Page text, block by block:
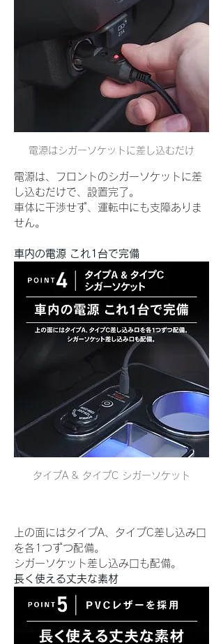
電源はシガーソケットに差し込むだけ
電源は、フロントのシガーソケットに差
し込むだけで、設置完了。
車体に干渉せず、運転中にも支障ありま
せん。
車内の電源 これ1台で完備
タイプA & タイプC シガーソケット
上の面にはタイプA、タイプC差し込み口
を各1つずつ配備。
シガーソケット差し込み口も配備。
長く使える丈夫な素材